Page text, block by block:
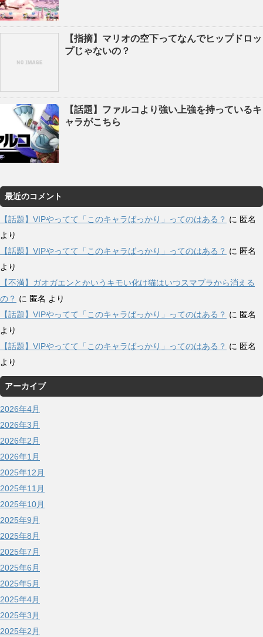
【指摘】マリオの空下ってなんでヒップドロッ
プじゃないの？
【話題】ファルコより強い上強を持っているキ
ャラがこちら
最近のコメント
【話題】VIPやってて「このキャラばっかり」ってのはある？ に 匿名
より
【話題】VIPやってて「このキャラばっかり」ってのはある？ に 匿名
より
【不満】ガオガエンとかいうキモい化け猫はいつスマブラから消える
の？ に 匿名 より
【話題】VIPやってて「このキャラばっかり」ってのはある？ に 匿名
より
【話題】VIPやってて「このキャラばっかり」ってのはある？ に 匿名
より
アーカイブ
2026年4月
2026年3月
2026年2月
2026年1月
2025年12月
2025年11月
2025年10月
2025年9月
2025年8月
2025年7月
2025年6月
2025年5月
2025年4月
2025年3月
2025年2月